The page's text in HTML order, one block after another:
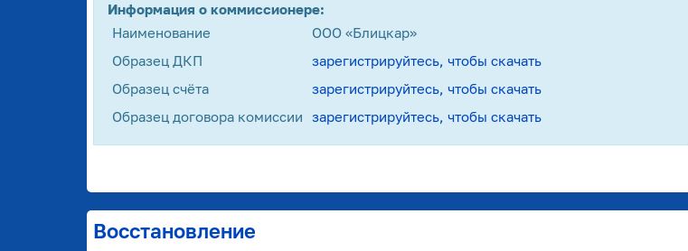
Информация о коммиссионере:
Наименование
ООО «Блицкар»
Образец ДКП
зарегистрируйтесь, чтобы скачать
Образец счёта
зарегистрируйтесь, чтобы скачать
Образец договора комиссии
зарегистрируйтесь, чтобы скачать
Восстановление